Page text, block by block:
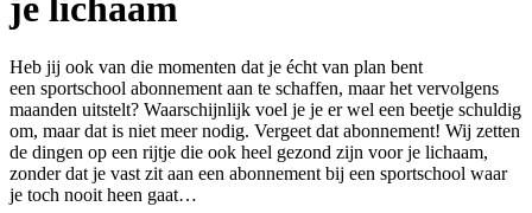
je lichaam
Heb jij ook van die momenten dat je écht van plan bent
een sportschool abonnement aan te schaffen, maar het vervolgens
maanden uitstelt? Waarschijnlijk voel je je er wel een beetje schuldig
om, maar dat is niet meer nodig. Vergeet dat abonnement! Wij zetten
de dingen op een rijtje die ook heel gezond zijn voor je lichaam,
zonder dat je vast zit aan een abonnement bij een sportschool waar
je toch nooit heen gaat…